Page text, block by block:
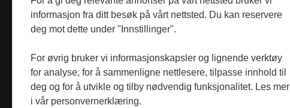
informasjon fra ditt besøk på vårt nettsted. Du kan reservere
deg mot dette under "Innstillinger".
For øvrig bruker vi informasjonskapsler og lignende verktøy
for analyse, for å sammenligne nettlesere, tilpasse innhold til
deg og for å utvikle og tilby nødvendig funksjonalitet. Les mer
i vår personvernerklæring.